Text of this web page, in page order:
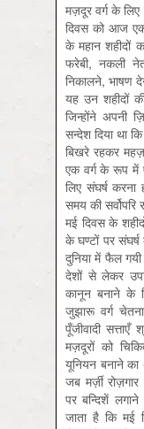
मज़दूर वर्ग के
दिवस को आज एक
के महान शहीदों
फरेबी, नकली
निकालने, भाषण
यह उन शहीदों
जिन्होंने अपनी
सन्देश दिया था
बिखरे रहकर
एक वर्ग के रूप में
लिए संघर्ष
समय की सर्वोपरि
मई दिवस के
के घण्टों पर
दुनिया में फैल
देशों से लेकर
कानून बनाने के
जुझारू वर्ग
पूँजीवादी
मज़दूरों को
यूनियन बनाने
जब मर्ज़ी
पर बन्दिशें
जाता है कि मई